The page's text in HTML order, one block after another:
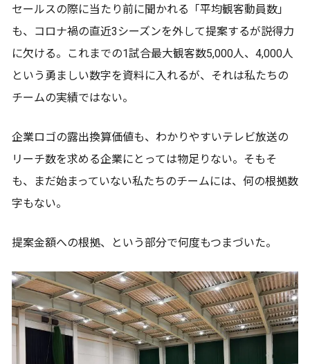
セールスの際に当たり前に聞かれる「平均観客動員数」
も、コロナ禍の直近3シーズンを外して提案するが説得力
に欠ける。これまでの1試合最大観客数5,000人、4,000人
という勇ましい数字を資料に入れるが、それは私たちの
チームの実績ではない。
企業ロゴの露出換算価値も、わかりやすいテレビ放送の
リーチ数を求める企業にとっては物足りない。そもそ
も、まだ始まっていない私たちのチームには、何の根拠数
字もない。
提案金額への根拠、という部分で何度もつまづいた。